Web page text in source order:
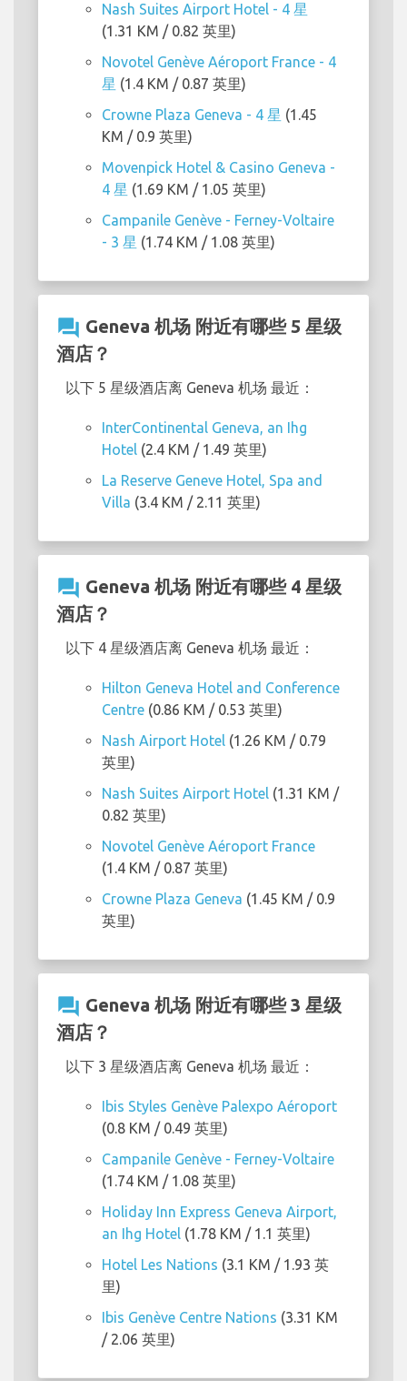
Nash Suites Airport Hotel - 4 星
(1.31 KM / 0.82 英里)
Novotel Genève Aéroport France - 4
星 (1.4 KM / 0.87 英里)
Crowne Plaza Geneva - 4 星 (1.45
KM / 0.9 英里)
Movenpick Hotel & Casino Geneva -
4 星 (1.69 KM / 1.05 英里)
Campanile Genève - Ferney-Voltaire
- 3 星 (1.74 KM / 1.08 英里)
question_answer Geneva 机场 附近有哪些 5 星级
酒店？
以下 5 星级酒店离 Geneva 机场 最近：
InterContinental Geneva, an Ihg
Hotel (2.4 KM / 1.49 英里)
La Reserve Geneve Hotel, Spa and
Villa (3.4 KM / 2.11 英里)
question_answer Geneva 机场 附近有哪些 4 星级
酒店？
以下 4 星级酒店离 Geneva 机场 最近：
Hilton Geneva Hotel and Conference
Centre (0.86 KM / 0.53 英里)
Nash Airport Hotel (1.26 KM / 0.79
英里)
Nash Suites Airport Hotel (1.31 KM /
0.82 英里)
Novotel Genève Aéroport France
(1.4 KM / 0.87 英里)
Crowne Plaza Geneva (1.45 KM / 0.9
英里)
question_answer Geneva 机场 附近有哪些 3 星级
酒店？
以下 3 星级酒店离 Geneva 机场 最近：
Ibis Styles Genève Palexpo Aéroport
(0.8 KM / 0.49 英里)
Campanile Genève - Ferney-Voltaire
(1.74 KM / 1.08 英里)
Holiday Inn Express Geneva Airport,
an Ihg Hotel (1.78 KM / 1.1 英里)
Hotel Les Nations (3.1 KM / 1.93 英
里)
Ibis Genève Centre Nations (3.31 KM
/ 2.06 英里)